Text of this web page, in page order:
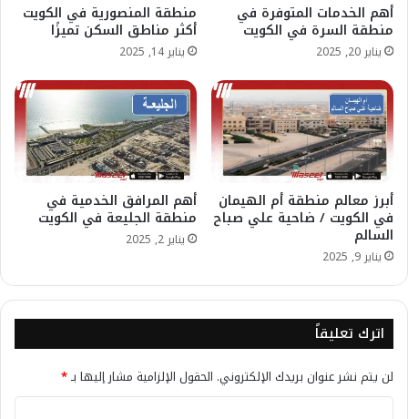
أهم الخدمات المتوفرة في
منطقة السرة في الكويت
يناير 20, 2025
منطقة المنصورية في الكويت
أكثر مناطق السكن تميزًا
يناير 14, 2025
أبرز معالم منطقة أم الهيمان
في الكويت / ضاحية علي صباح
السالم
يناير 9, 2025
أهم المرافق الخدمية في
منطقة الجليعة في الكويت
يناير 2, 2025
اترك تعليقاً
لن يتم نشر عنوان بريدك الإلكتروني. الحقول الإلزامية مشار إليها بـ*